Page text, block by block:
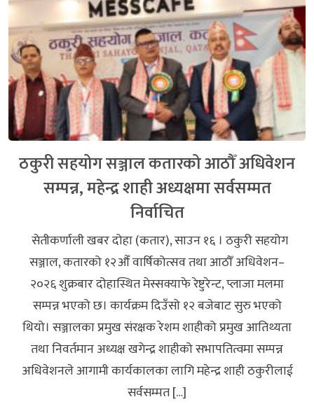
ठकुरी सहयोग सञ्जाल कतारको आठौँ अधिवेशन
सम्पन्न, महेन्द्र शाही अध्यक्षमा सर्वसम्मत
निर्वाचित
सेतीकर्णाली खबर दोहा (कतार), साउन १६ । ठकुरी सहयोग
सञ्जाल, कतारको १२औँ वार्षिकोत्सव तथा आठौँ अधिवेशन–
२०२६ शुक्रबार दोहास्थित मेस्सक्याफे रेष्टुरेन्ट, प्लाजा मलमा
सम्पन्न भएको छ। कार्यक्रम दिउँसो १२ बजेबाट सुरु भएको
थियो। सञ्जालका प्रमुख संरक्षक रेशम शाहीको प्रमुख आतिथ्यता
तथा निवर्तमान अध्यक्ष खगेन्द्र शाहीको सभापतित्वमा सम्पन्न
अधिवेशनले आगामी कार्यकालका लागि महेन्द्र शाही ठकुरीलाई
सर्वसम्मत […]